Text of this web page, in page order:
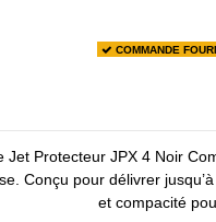
COMMANDE
Jet Protecteur JPX 4 Noir
Conçu pour délivrer
et compacité